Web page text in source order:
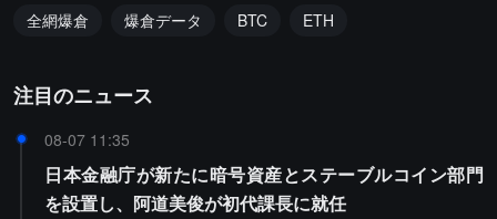
全網爆倉 爆倉データ BTC ETH
注目のニュース
08-07 11:35
日本金融庁が新たに暗号資産とステーブルコイン部門
を設置し、阿道美俊が初代課長に就任